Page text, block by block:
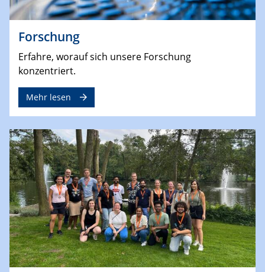
Forschung
Erfahre, worauf sich unsere Forschung
konzentriert.
Mehr lesen